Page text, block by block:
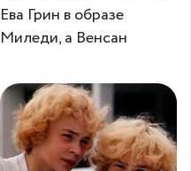
Ева Грин в образе
Миледи, а Венсан